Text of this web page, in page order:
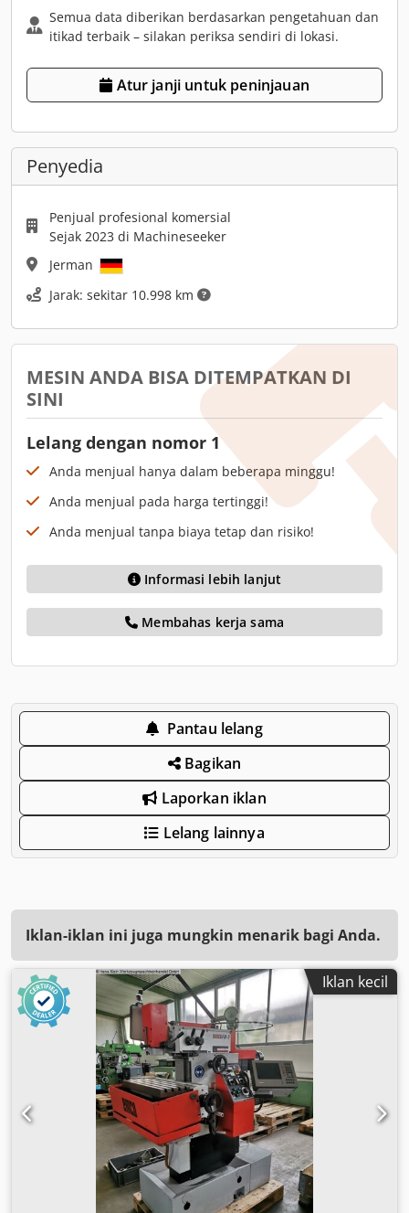
Semua data diberikan berdasarkan pengetahuan dan
itikad terbaik – silakan periksa sendiri di lokasi.
Atur janji untuk peninjauan
Penyedia
Penjual profesional komersial
Sejak 2023 di Machineseeker
Jerman
Jarak: sekitar 10.998 km
MESIN ANDA BISA DITEMPATKAN DI
SINI
Lelang dengan nomor 1
Anda menjual hanya dalam beberapa minggu!
Anda menjual pada harga tertinggi!
Anda menjual tanpa biaya tetap dan risiko!
Informasi lebih lanjut
Membahas kerja sama
Pantau lelang
Bagikan
Laporkan iklan
Lelang lainnya
Iklan-iklan ini juga mungkin menarik bagi Anda.
Iklan kecil